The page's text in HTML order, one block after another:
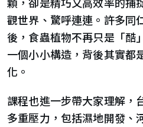
觀世界、驚呼連連。許多同
後，食蟲植物不再只是「酷
一個小小構造，背後其實都
化。
課程也進一步帶大家理解，
多重壓力，包括濕地開發、